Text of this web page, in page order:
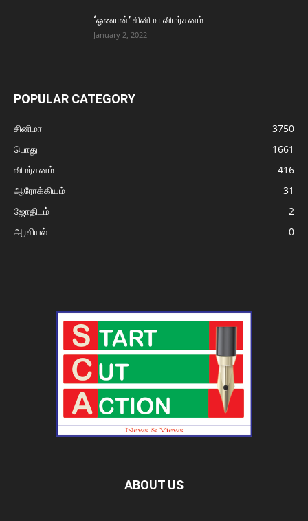
‘ஓணான்’ சினிமா விமர்சனம்
January 2, 2022
POPULAR CATEGORY
சினிமா
3750
பொது
1661
விமர்சனம்
416
ஆரோக்கியம்
31
ஜோதிடம்
2
அரசியல்
0
ABOUT US